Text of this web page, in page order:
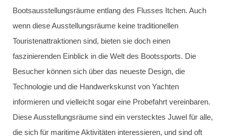
Bootsausstellungsräume entlang des Flusses Itchen. Auch
wenn diese Ausstellungsräume keine traditionellen
Touristenattraktionen sind, bieten sie doch einen
faszinierenden Einblick in die Welt des Bootssports. Die
Besucher können sich über das neueste Design, die
Technologie und die Handwerkskunst von Yachten
informieren und vielleicht sogar eine Probefahrt vereinbaren.
Diese Ausstellungsräume sind ein verstecktes Juwel für alle,
die sich für maritime Aktivitäten interessieren, und sind oft